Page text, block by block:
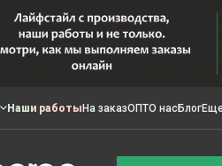
Наши работыНа заказОПТО насБлог